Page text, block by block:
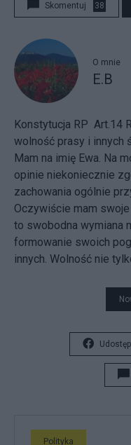
Skomentuj 38
O mnie
E.B
Konstytucja RP Art.14
wolność prasy i innych
Mam na imię Ewa. Na
opinie niekoniecznie
zachowania ogólnie
Oczywiście mam
to swobodna wymiana
formowanie swoich
innych. Wolność nie
Polityka